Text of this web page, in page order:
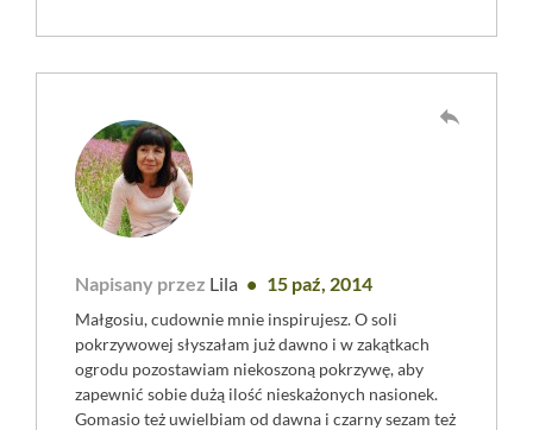
Napisany przez Lila 15 paź, 2014
Małgosiu, cudownie mnie inspirujesz. O soli
pokrzywowej słyszałam już dawno i w zakątkach
ogrodu pozostawiam niekoszoną pokrzywę, aby
zapewnić sobie dużą ilość nieskażonych nasionek.
Gomasio też uwielbiam od dawna i czarny sezam też
reply